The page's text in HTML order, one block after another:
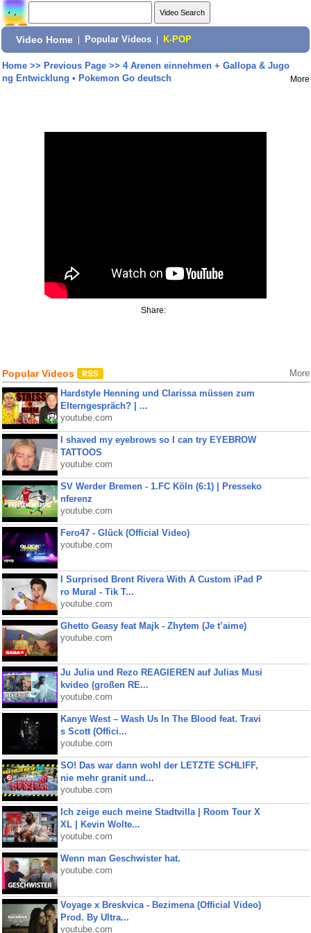
Video Home Popular Videos K-POP
Home>> Previous Page>> 4 Arenen einnehmen + Gallopa & Jugo
ng Entwicklung • Pokemon Go deutsch
More
Share:
Popular Videos More
Hardstyle Henning und Clarissa müssen zum
Elterngespräch? | ...
youtube.com
I shaved my eyebrows so I can try EYEBROW
TATTOOS
youtube.com
SV Werder Bremen - 1.FC Köln (6:1) | Presseko
nferenz
youtube.com
Fero47 - Glück (Official Video)
youtube.com
I Surprised Brent Rivera With A Custom iPad P
ro Mural - Tik T...
youtube.com
Ghetto Geasy feat Majk - Zhytem (Je t’aime)
youtube.com
Ju Julia und Rezo REAGIEREN auf Julias Musi
kvideo (großen RE...
youtube.com
Kanye West – Wash Us In The Blood feat. Travi
s Scott (Offici...
youtube.com
SO! Das war dann wohl der LETZTE SCHLIFF,
nie mehr granit und...
youtube.com
Ich zeige euch meine Stadtvilla | Room Tour X
XL | Kevin Wolte...
youtube.com
Wenn man Geschwister hat.
youtube.com
Voyage x Breskvica - Bezimena (Official Video)
Prod. By Ultra...
youtube.com